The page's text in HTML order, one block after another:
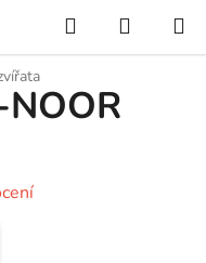
Hledat
KOŠÍK